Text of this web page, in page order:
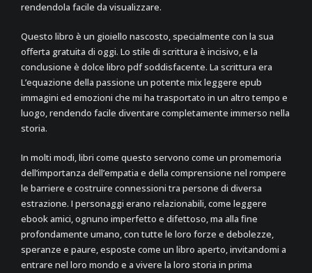
rendendola facile da visualizzare.
Questo libro è un gioiello nascosto, specialmente con la sua
offerta gratuita di oggi. Lo stile di scrittura è incisivo, e la
conclusione è dolce libro pdf soddisfacente. La scrittura era
L’equazione della passione un potente mix leggere epub
immagini ed emozioni che mi ha trasportato in un altro tempo e
luogo, rendendo facile diventare completamente immerso nella
storia.
In molti modi, libri come questo servono come un promemoria
dell’importanza dell’empatia e della comprensione nel rompere
le barriere e costruire connessioni tra persone di diversa
estrazione. I personaggi erano relazionabili, come leggere
ebook amici, ognuno imperfetto e difettoso, ma alla fine
profondamente umano, con tutte le loro forze e debolezze,
speranze e paure, esposte come un libro aperto, invitandomi a
entrare nel loro mondo e a vivere la loro storia in prima